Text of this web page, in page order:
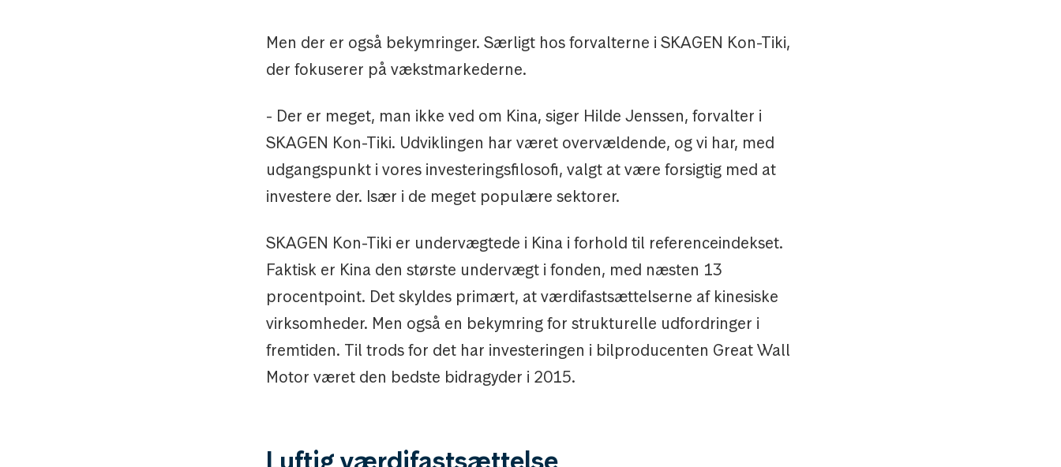
Men der er også bekymringer. Særligt hos forvalterne i SKAGEN Kon-Tiki,
der fokuserer på vækstmarkederne.
- Der er meget, man ikke ved om Kina, siger Hilde Jenssen, forvalter i
SKAGEN Kon-Tiki. Udviklingen har været overvældende, og vi har, med
udgangspunkt i vores investeringsfilosofi, valgt at være forsigtig med at
investere der. Især i de meget populære sektorer.
SKAGEN Kon-Tiki er undervægtede i Kina i forhold til referenceindekset.
Faktisk er Kina den største undervægt i fonden, med næsten 13
procentpoint. Det skyldes primært, at værdifastsættelserne af kinesiske
virksomheder. Men også en bekymring for strukturelle udfordringer i
fremtiden. Til trods for det har investeringen i bilproducenten Great Wall
Motor været den bedste bidragyder i 2015.